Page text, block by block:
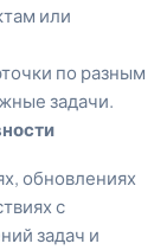
или
по разным
задачи.
обновлениях
с
задач и